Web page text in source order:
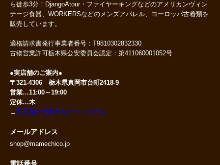
ら徒歩3分！DjangoAtour・ファイヤーキングなどのアメリカンヴィン
テージ食器、WORKERSなどのメンズアパレル、ヨーロッパ古着類を
販売しています。
適格請求書発行事業者番号：T9810302832330
古物営業許可栃木県公安委員会認定：第411060001052号
●実店舗のご案内●
〒321-4306 栃木県真岡市台町2418-9
営業…11:00～19:00
定休…木
→実店舗の営業日をチェックする
メールアドレス
shop@mamechico.jp
電話番号